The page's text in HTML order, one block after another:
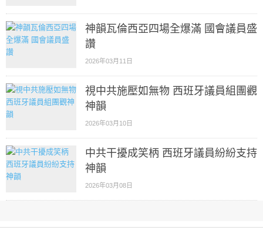
神韻瓦倫西亞四場全爆滿 國會議員盛
讚
2026年03月11日
視中共施壓如無物 西班牙議員組團觀
神韻
2026年03月10日
中共干擾成笑柄 西班牙議員紛紛支持
神韻
2026年03月08日